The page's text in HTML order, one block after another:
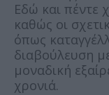
Εδώ και πέντε
καθώς οι
όπως
διαβούλευση
μοναδική
χρονιά.